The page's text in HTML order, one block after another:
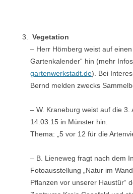
Vegetation
– Herr Hömberg weist auf einen
Gartenkalender“ hin (mehr
gartenwerkstadt.de). Bei
Bernd melden zwecks
– W. Kraneburg weist auf die 3.
14.03.15 in Münster hin.
Thema: „5 vor 12 für die
– B. Lieneweg fragt nach dem
Fotoausstellung „Natur im
Pflanzen vor unserer Haustür“